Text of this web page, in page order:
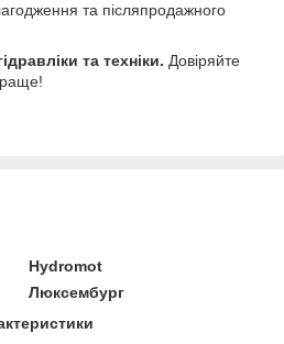
та післяпродажного
та техніки. Довіряйте
Hydromot
Люксембург